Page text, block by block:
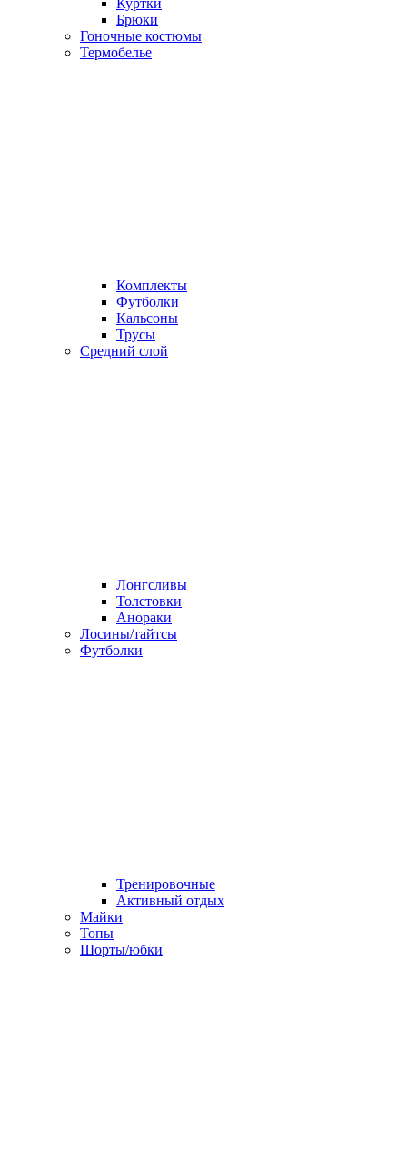
Брюки
Гоночные костюмы
Термобелье
Комплекты
Футболки
Кальсоны
Трусы
Средний слой
Лонгсливы
Толстовки
Анораки
Лосины/тайтсы
Футболки
Тренировочные
Активный отдых
Майки
Топы
Шорты/юбки